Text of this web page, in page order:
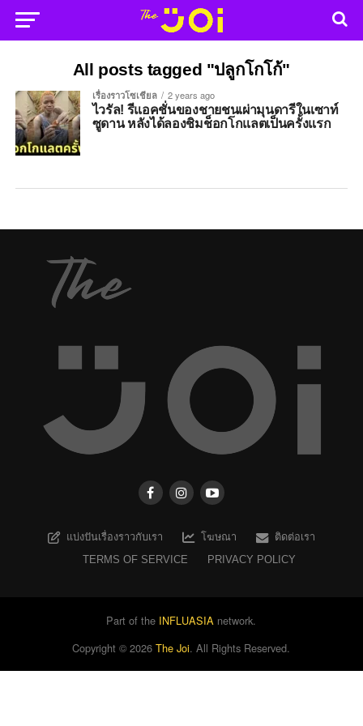
All posts tagged "ปลูกโกโก้"
เรื่องราวโซเชียล 2 years ago
ไวรัล! รีแอคชั่นของชายชนเผ่ามุนดารีในเซาท์
ซูดาน หลังได้ลองชิมช็อกโกแลตเป็นครั้งแรก
แบ่งปันเรื่องราวกับเรา โฆษณา
ติดต่อเรา
TERMS OF SERVICE
PRIVACY POLICY
Part of the INFLUASIA network.
Copyright ©2026 The Joi. All Rights Reserved.